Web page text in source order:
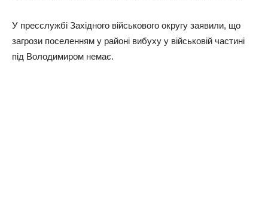
У пресслужбі Західного військового округу заявили, що
загрози поселенням у районі вибуху у військовій частині
під Володимиром немає.